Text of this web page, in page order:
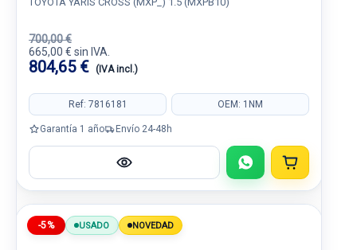
700,00 €
665,00 € sin IVA.
804,65 € (IVA incl.)
Ref: 7816181 OEM: 1NM
Garantía 1 año Envío 24-48h
-5% USADO NOVEDAD